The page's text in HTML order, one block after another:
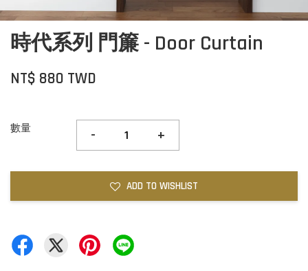
時代系列 門簾 - Door Curtain
NT$ 880 TWD
數量 - +
ADD TO WISHLIST